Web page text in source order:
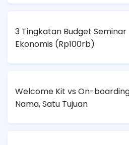
Lapangan?
3 Tingkatan Budget Seminar
Ekonomis (Rp100rb)
Welcome Kit vs On-
Nama, Satu Tujuan